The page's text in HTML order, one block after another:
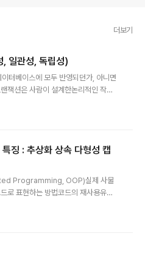
더보기
일관성, 독립성)
베이스에 모두 반영되던가, 아니면
잭션은 사람이 설계한논리적인 작업
않는다면, 설계한 사람은 데이터 처리
션이 진행되는 동안에 데이터베이스
로 트랜잭션이 진행되는것이 아니
한 데이터베이스로 진행된다.이렇게
징 : 추상화 상속 다형성 캡
Programming, OOP)실제 사물
로 표현하는 방법코드의 재사용유연
속성을 추상화 해두면 고유 기능 개
동일함다형성 (Polymorphism)상